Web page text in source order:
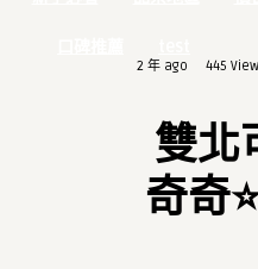
2 年 ago 445
雙北
奇奇